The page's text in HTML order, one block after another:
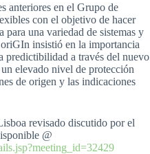
anteriores en el Grupo de
con el objetivo de hacer
una variedad de sistemas y
insistió en la importancia
predictibilidad a través del nuevo
elevado nivel de protección
de origen y las indicaciones
revisado discutido por el
@